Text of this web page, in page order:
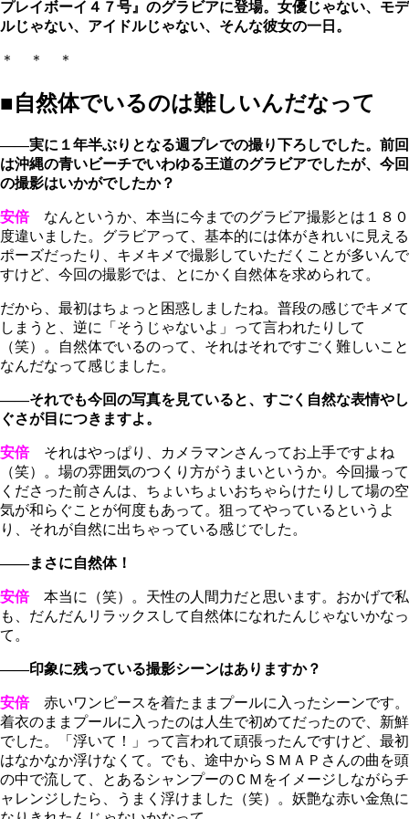
プレイボーイ４７号』のグラビアに登場。女優じゃない、モデ
ルじゃない、アイドルじゃない、そんな彼女の一日。
＊ ＊ ＊
■自然体でいるのは難しいんだなって
――実に１年半ぶりとなる週プレでの撮り下ろしでした。前回
は沖縄の青いビーチでいわゆる王道のグラビアでしたが、今回
の撮影はいかがでしたか？
安倍なんというか、本当に今までのグラビア撮影とは１８０
度違いました。グラビアって、基本的には体がきれいに見える
ポーズだったり、キメキメで撮影していただくことが多いんで
すけど、今回の撮影では、とにかく自然体を求められて。
だから、最初はちょっと困惑しましたね。普段の感じでキメて
しまうと、逆に「そうじゃないよ」って言われたりして
（笑）。自然体でいるのって、それはそれですごく難しいこと
なんだなって感じました。
――それでも今回の写真を見ていると、すごく自然な表情やし
ぐさが目につきますよ。
安倍それはやっぱり、カメラマンさんってお上手ですよね
（笑）。場の雰囲気のつくり方がうまいというか。今回撮って
くださった前さんは、ちょいちょいおちゃらけたりして場の空
気が和らぐことが何度もあって。狙ってやっているというよ
り、それが自然に出ちゃっている感じでした。
――まさに自然体！
安倍本当に（笑）。天性の人間力だと思います。おかげで私
も、だんだんリラックスして自然体になれたんじゃないかなっ
て。
――印象に残っている撮影シーンはありますか？
安倍赤いワンピースを着たままプールに入ったシーンです。
着衣のままプールに入ったのは人生で初めてだったので、新鮮
でした。「浮いて！」って言われて頑張ったんですけど、最初
はなかなか浮けなくて。でも、途中からＳＭＡＰさんの曲を頭
の中で流して、とあるシャンプーのＣＭをイメージしながらチ
ャレンジしたら、うまく浮けました（笑）。妖艶な赤い金魚に